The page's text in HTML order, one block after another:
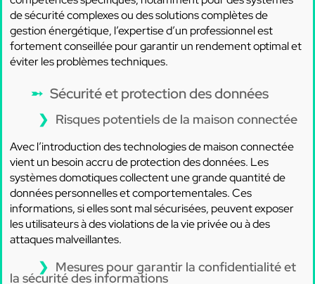
de sécurité complexes ou des solutions complètes de
gestion énergétique, l’expertise d’un professionnel est
fortement conseillée pour garantir un rendement optimal et
éviter les problèmes techniques.
Sécurité et protection des données
Risques potentiels de la maison connectée
Avec l’introduction des technologies de maison connectée
vient un besoin accru de protection des données. Les
systèmes domotiques collectent une grande quantité de
données personnelles et comportementales. Ces
informations, si elles sont mal sécurisées, peuvent exposer
les utilisateurs à des violations de la vie privée ou à des
attaques malveillantes.
Mesures pour garantir la confidentialité et
la sécurité des informations